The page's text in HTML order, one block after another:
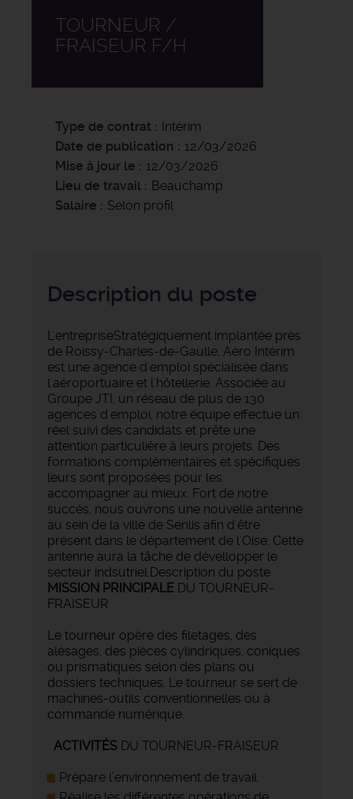
TOURNEUR /
FRAISEUR F/H
Type de contrat
Intérim
Date de publication
12/03/2026
Mise à jour le
12/03/2026
Lieu de travail
Beauchamp
Salaire
Selon profil
Description du poste
L'entrepriseStratégiquement implantée près
de Roissy-Charles-de-Gaulle, Aéro Intérim
est une agence d'emploi spécialisée dans
l'aéroportuaire et l'hôtellerie. Associée au
Groupe JTI, un réseau de plus de 130
agences d'emploi, notre équipe effectue un
réel suivi des candidats et prête une
attention particulière à leurs projets. Des
formations complémentaires et spécifiques
leurs sont proposées pour les
accompagner au mieux. Fort de notre
succés, nous ouvrons une nouvelle antenne
au sein de la ville de Senlis afin d'être
présent dans le département de l'Oise. Cette
antenne aura la tâche de dévellopper le
secteur indsutriel.Description du poste
MISSION PRINCIPALE DU TOURNEUR-
FRAISEUR
Le tourneur opère des filetages, des
alésages, des pièces cylindriques, coniques
ou prismatiques selon des plans ou
dossiers techniques. Le tourneur se sert de
machines-outils conventionnelles ou à
commande numérique.
ACTIVITÉS DU TOURNEUR-FRAISEUR
Prépare l’environnement de travail